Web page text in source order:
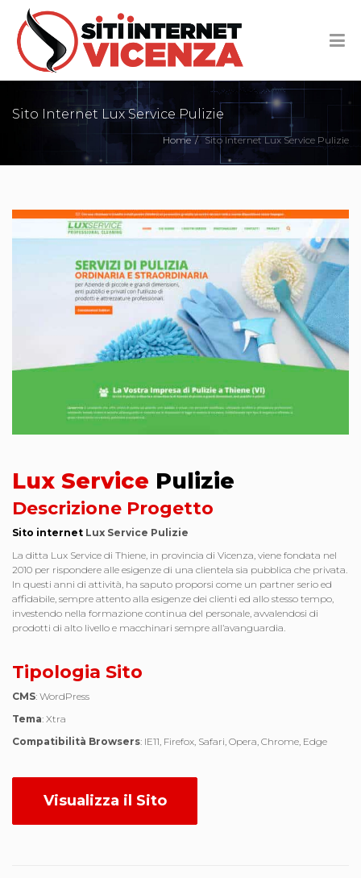
Sito Internet Lux Service Pulizie
Home Sito Internet Lux Service Pulizie
Lux Service Pulizie
Descrizione Progetto
Sito internet Lux Service Pulizie
La ditta Lux Service di Thiene, in provincia di Vicenza, viene fondata nel
2010 per rispondere alle esigenze di una clientela sia pubblica che privata.
In questi anni di attività, ha saputo proporsi come un partner serio ed
affidabile, sempre attento alla esigenze dei clienti ed allo stesso tempo,
investendo nella formazione continua del personale, avvalendosi di
prodotti di alto livello e macchinari sempre all’avanguardia.
Tipologia Sito
CMS: WordPress
Tema: Xtra
Compatibilità Browsers: IE11, Firefox, Safari, Opera, Chrome, Edge
Visualizza il Sito